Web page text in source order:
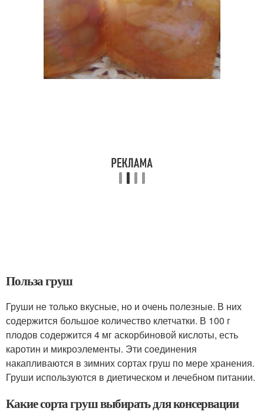
Польза груш
Груши не только вкусные, но и очень полезные. В них
содержится большое количество клетчатки. В 100 г
плодов содержится 4 мг аскорбиновой кислоты, есть
каротин и микроэлементы. Эти соединения
накапливаются в зимних сортах груш по мере хранения.
Груши используются в диетическом и лечебном питании.
Какие сорта груш выбирать для консервации